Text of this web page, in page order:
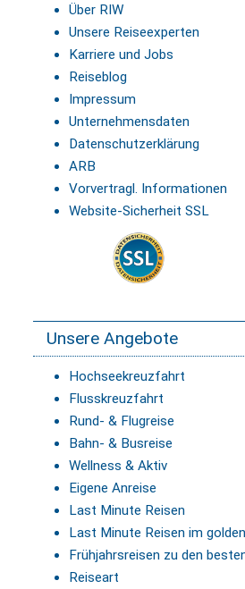
Über RIW
Unsere Reiseexperten
Karriere und Jobs
Reiseblog
Impressum
Unternehmensdaten
Datenschutzerklärung
ARB
Vorvertragl. Informationen
Website-Sicherheit SSL
Unsere Angebote
Hochseekreuzfahrt
Flusskreuzfahrt
Rund- & Flugreise
Bahn- & Busreise
Wellness & Aktiv
Eigene Anreise
Last Minute Reisen
Last Minute Reisen im
Frühjahrsreisen zu den
Reiseart